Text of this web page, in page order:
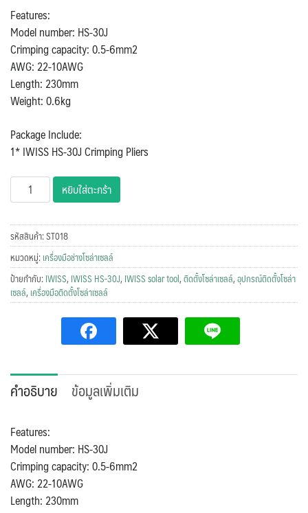
Features:
Model number: HS-30J
Crimping capacity: 0.5-6mm2
AWG: 22-10AWG
Length: 230mm
Weight: 0.6kg
Package Include:
1* IWISS HS-30J Crimping Pliers
จำนวน
IWISS
30J
คีม
ย้ำ
หางปลา
แบบ
6mm2
ชิ้น
หยิบใส่ตะกร้า
รหัสสินค้า:ST018
หมวดหมู่:เครื่องมือช่างโซล่าเซลล์
ป้ายกำกับ:IWISS, IWISS HS-30J, IWISS solar tool,ติดตั้งโซล่าเซลล์,อุปกรณ์ติดตั้งโซล่า
เซลล์, เครื่องมือติดตั้งโซล่าเซลล์
คำอธิบาย ข้อมูลเพิ่มเติม
Features:
Model number: HS-30J
Crimping capacity: 0.5-6mm2
AWG: 22-10AWG
Length: 230mm